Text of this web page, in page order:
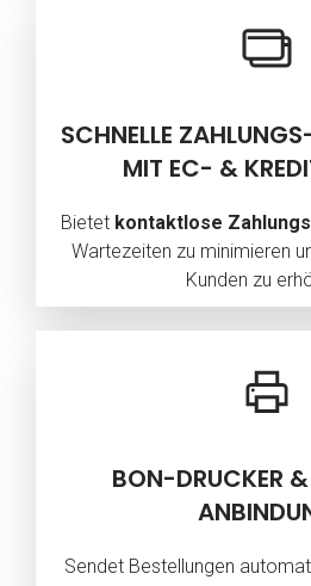
SCHNELLE
MIT EC- &
Bietet kontaktlose
Wartezeiten zu minimieren
Kunden zu
BON-DRUCKER
Sendet Bestellungen